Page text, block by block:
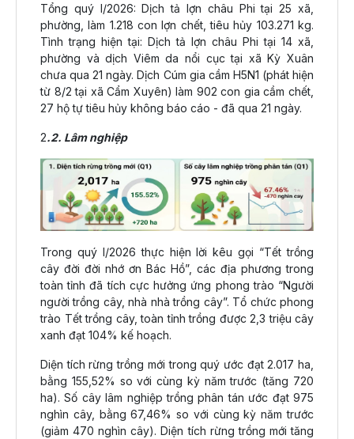
Tổng quý I/2026: Dịch tả lợn châu Phi tại 25 xã,
phường, làm 1.218 con lợn chết, tiêu hủy 103.271 kg.
Tình trạng hiện tại: Dịch tả lợn châu Phi tại 14 xã,
phường và dịch Viêm da nổi cục tại xã Kỳ Xuân
chưa qua 21 ngày. Dịch Cúm gia cầm H5N1 (phát hiện
từ 8/2 tại xã Cẩm Xuyên) làm 902 con gia cầm chết,
27 hộ tự tiêu hủy không báo cáo - đã qua 21 ngày.
2.2. Lâm nghiệp
Trong quý I/2026 thực hiện lời kêu gọi “Tết trồng
cây đời đời nhớ ơn Bác Hồ”, các địa phương trong
toàn tỉnh đã tích cực hưởng ứng phong trào “Người
người trồng cây, nhà nhà trồng cây”. Tổ chức phong
trào Tết trồng cây, toàn tỉnh trồng được 2,3 triệu cây
xanh đạt 104% kế hoạch.
Diện tích rừng trồng mới trong quý ước đạt 2.017 ha,
bằng 155,52% so với cùng kỳ năm trước (tăng 720
ha). Số cây lâm nghiệp trồng phân tán ước đạt 975
nghìn cây, bằng 67,46% so với cùng kỳ năm trước
(giảm 470 nghìn cây). Diện tích rừng trồng mới tăng